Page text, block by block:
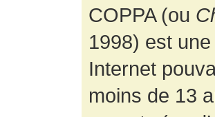
COPPA (ou
1998) est
Internet
moins de 13